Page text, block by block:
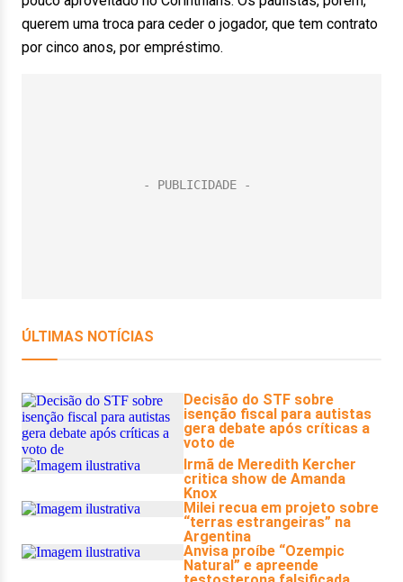
querem uma troca para ceder o jogador, que tem contrato
por cinco anos, por empréstimo.